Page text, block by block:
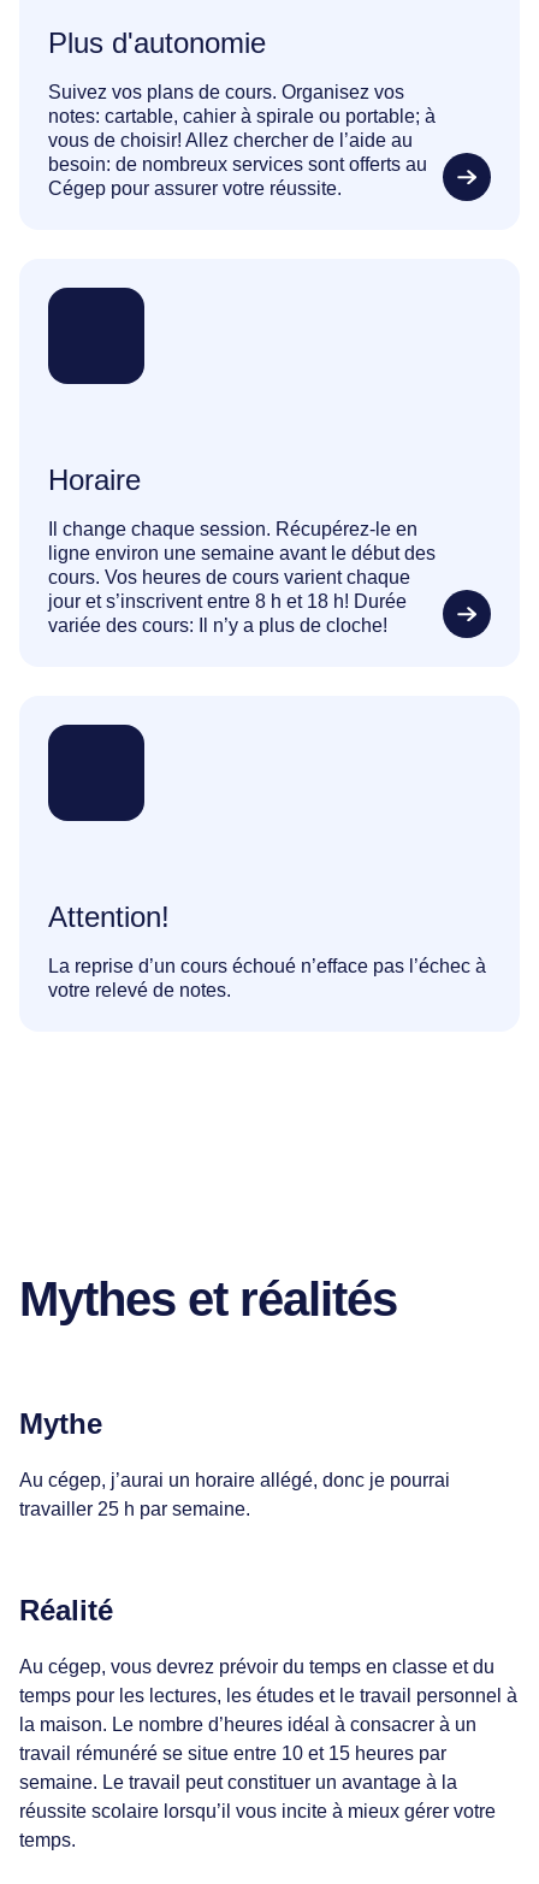
Plus d'autonomie
Suivez vos plans de cours. Organisez vos
notes: cartable, cahier à spirale ou portable; à
vous de choisir! Allez chercher de l’aide au
besoin: de nombreux services sont offerts au
Cégep pour assurer votre réussite.
Horaire
Il change chaque session. Récupérez-le en
ligne environ une semaine avant le début des
cours. Vos heures de cours varient chaque
jour et s’inscrivent entre 8 h et 18 h! Durée
variée des cours: Il n’y a plus de cloche!
Attention!
La reprise d’un cours échoué n’efface pas l’échec à
votre relevé de notes.
Mythes et réalités
Mythe
Au cégep, j’aurai un horaire allégé, donc je pourrai
travailler 25 h par semaine.
Réalité
Au cégep, vous devrez prévoir du temps en classe et du
temps pour les lectures, les études et le travail personnel à
la maison. Le nombre d’heures idéal à consacrer à un
travail rémunéré se situe entre 10 et 15 heures par
semaine. Le travail peut constituer un avantage à la
réussite scolaire lorsqu’il vous incite à mieux gérer votre
temps.